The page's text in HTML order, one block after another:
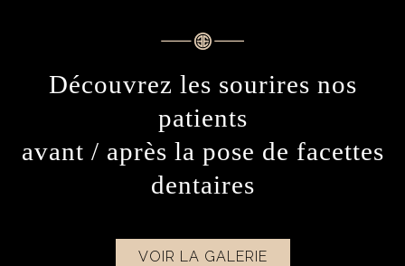
Découvrez les sourires nos
patients
avant / après la pose de facettes
dentaires
VOIR LA GALERIE